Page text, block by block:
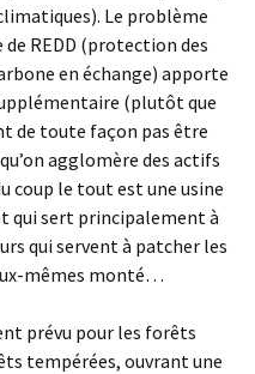
Le problème
REDD (protection des
en échange) apporte
(plutôt que
de toute façon pas être
agglomère des actifs
coup le tout est une usine
qui sert principalement à
qui servent à patcher les
mêmes monté…
prévu pour les forêts
tempérées, ouvrant une